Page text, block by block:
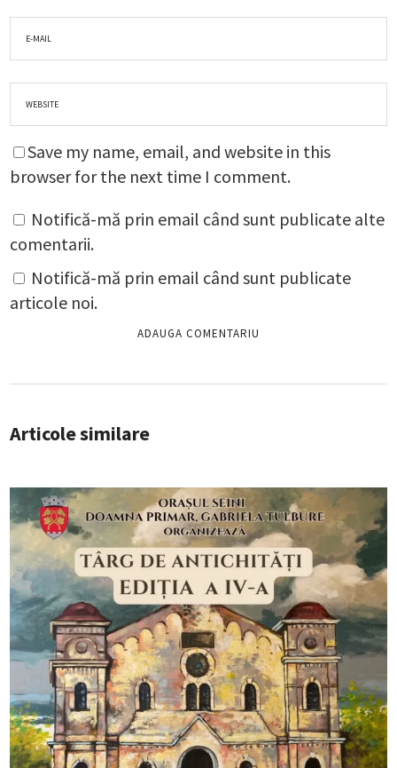
Save my name, email, and website in this
browser for the next time I comment.
Notifică-mă prin email când sunt publicate alte
comentarii.
Notifică-mă prin email când sunt publicate
articole noi.
Articole similare